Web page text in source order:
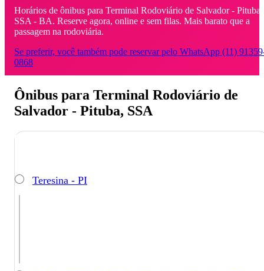
Horários de ônibus para Terminal Rodoviário de Salvador - Pituba,
SSA - BA. Reserve agora, online e sem filas. Mais barato que a
passagem na rodoviária.
Se preferir, você também pode reservar pelo WhatsApp (11)
0868
Ônibus para Terminal Rodoviário de
Salvador - Pituba, SSA
Teresina - PI